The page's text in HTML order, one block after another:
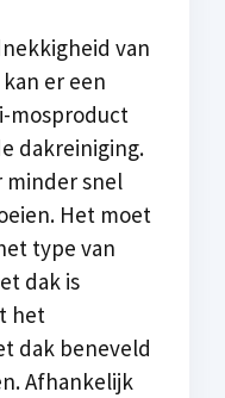
van
er een
mosproduct
dakreiniging.
minder snel
Het moet
type van
dak is
het
dak beneveld
Afhankelijk